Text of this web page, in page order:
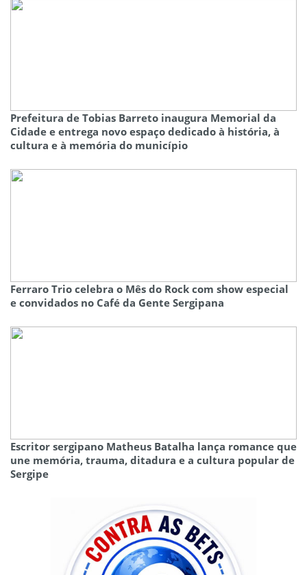
Prefeitura de Tobias Barreto inaugura Memorial da
Cidade e entrega novo espaço dedicado à história, à
cultura e à memória do município
Ferraro Trio celebra o Mês do Rock com show especial
e convidados no Café da Gente Sergipana
Escritor sergipano Matheus Batalha lança romance que
une memória, trauma, ditadura e a cultura popular de
Sergipe